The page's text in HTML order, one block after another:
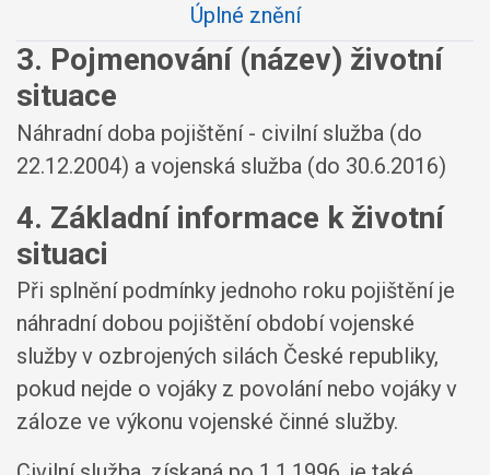
Úplné znění
3. Pojmenování (název) životní
situace
Náhradní doba pojištění - civilní služba (do
22.12.2004) a vojenská služba (do 30.6.2016)
4. Základní informace k životní
situaci
Při splnění podmínky jednoho roku pojištění je
náhradní dobou pojištění období vojenské
služby v ozbrojených silách České republiky,
pokud nejde o vojáky z povolání nebo vojáky v
záloze ve výkonu vojenské činné služby.